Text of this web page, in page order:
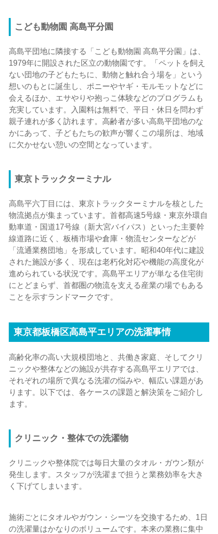
こども動物園 高島平分園
高島平団地に隣接する「こども動物園 高島平分園」は、
1979年に開設された区立の動物園です。「ペットを飼え
ない団地の子どもたちに、動物と触れ合う場を」という
想いのもとに誕生し、ポニーやヤギ・モルモットなどに
会えるほか、エサやりや抱っこ体験などのプログラムも
充実しています。入園料は無料で、平日・休日を問わず
親子連れが多く訪れます。高齢者が多い高島平団地のな
かにあって、子どもたちの歓声が響くこの場所は、地域
に欠かせない憩いの空間となっています。
東京トラックターミナル
高島平六丁目には、東京トラックターミナルを核とした
物流拠点が集まっています。首都高速5号線・東京外環自
動車道・国道17号線（新大宮バイパス）といった主要幹
線道路に近く、板橋市場や倉庫・物流センターなどが
「流通業務団地」を形成しています。昭和40年代に建設
された施設が多く、現在は老朽化対応や機能の高度化が
進められている状況です。高島平エリアが単なる住宅街
にとどまらず、首都圏の物流を支える産業の場でもある
ことを示すランドマークです。
東京都板橋区高島平エリアの洗濯事情
高齢化率の高い大規模団地と、共働き家庭、そしてクリ
ニックや整体などの施設が共存する高島平エリアでは、
それぞれの場所で異なる洗濯の悩みや、幅広い課題があ
ります。以下では、各ケースの課題と解決策をご紹介し
ます。
クリニック・整体での洗濯物
クリニックや整体院では毎日大量のタオル・ガウン類が
発生します。スタッフが洗濯まで担うと業務効率を大き
く下げてしまいます。
施術ごとにタオルやガウン・シーツを交換するため、1日
の洗濯量はかなりのボリュームです。本来の業務に集中